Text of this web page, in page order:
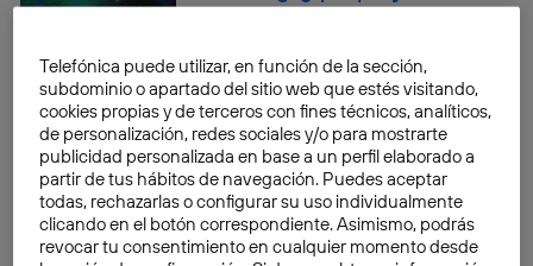
tenía en mente y cuáles
Elena Díaz
Los superhumanos dominarán
la Tierra, según Stephen
Hawking
Javier Martín
Telefónica puede utilizar, en función de la sección,
subdominio o apartado del sitio web que estés visitando,
cookies propias y de terceros con fines técnicos, analíticos,
de personalización, redes sociales y/o para mostrarte
publicidad personalizada en base a un perfil elaborado a
partir de tus hábitos de navegación. Puedes aceptar
todas, rechazarlas o configurar su uso individualmente
clicando en el botón correspondiente. Asimismo, podrás
revocar tu consentimiento en cualquier momento desde